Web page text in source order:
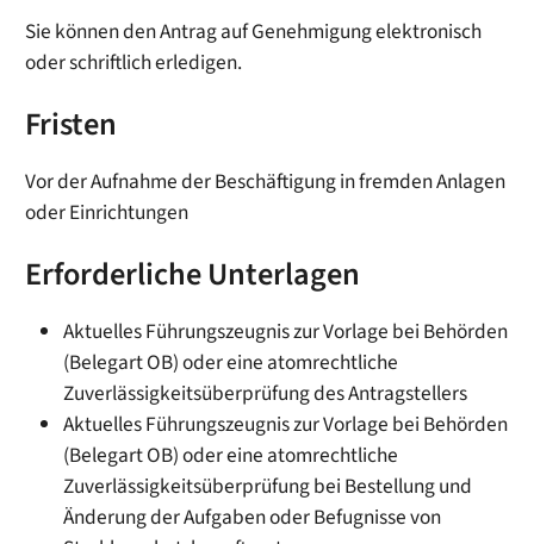
Sie können den Antrag auf Genehmigung elektronisch
oder schriftlich erledigen.
Fristen
Vor der Aufnahme der Beschäftigung in fremden Anlagen
oder Einrichtungen
Erforderliche Unterlagen
Aktuelles Führungszeugnis zur Vorlage bei Behörden
(Belegart OB) oder eine atomrechtliche
Zuverlässigkeitsüberprüfung des Antragstellers
Aktuelles Führungszeugnis zur Vorlage bei Behörden
(Belegart OB) oder eine atomrechtliche
Zuverlässigkeitsüberprüfung bei Bestellung und
Änderung der Aufgaben oder Befugnisse von